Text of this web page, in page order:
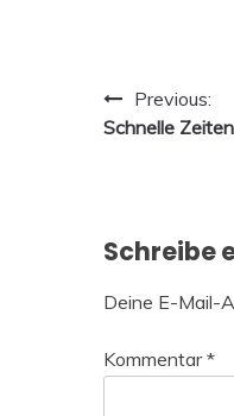
Previous:
Schnelle
Schreibe
Deine E-Mail-
Kommentar*